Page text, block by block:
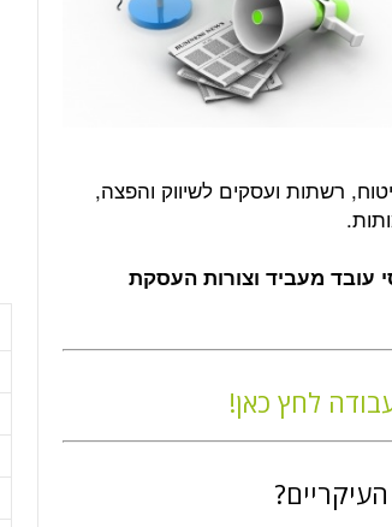
רשתות ועסקים לשיווק והפצה,
עובד מעביד וצורות העסקת
לחץ כאן!